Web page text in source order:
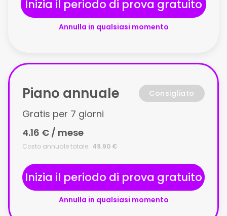
Inizia il periodo di prova gratuito
Annulla in qualsiasi momento
Piano annuale Consigliato
Gratis per 7 giorni
4.16 € / mese
Costo annuale totale: 49.90 €
Inizia il periodo di prova gratuito
Annulla in qualsiasi momento